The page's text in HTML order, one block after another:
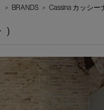
> BRANDS > Cassina カッシー
)